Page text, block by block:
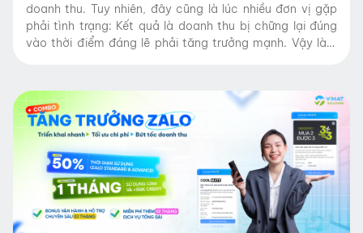
doanh thu. Tuy nhiên, đây cũng là lúc nhiều đơn vị gặp
phải tình trạng: Kết quả là doanh thu bị chững lại đúng
vào thời điểm đáng lẽ phải tăng trưởng mạnh. Vậy làm